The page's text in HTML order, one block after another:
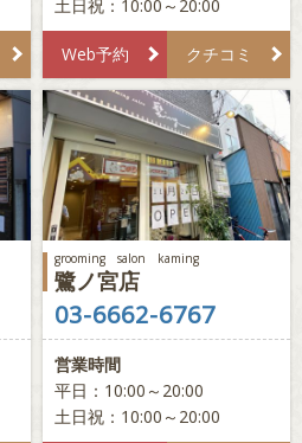
土日祝：10:00～20:00
Web予約 クチコミ
grooming salon kaming
鷺ノ宮店
03-6662-6767
営業時間
平日：10:00～20:00
土日祝：10:00～20:00